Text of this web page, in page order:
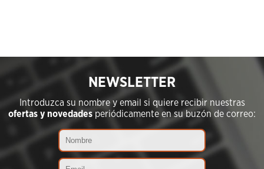
NEWSLETTER
Introduzca su nombre y email si quiere recibir nuestras
ofertas y novedadesperiódicamente en su buzón de correo: